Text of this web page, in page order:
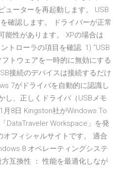
ューターを再起動します。 USB
確認します。 ドライバーが正常
能性があります。 XPの場合は
トローラの項目を確認. 1) "USB
トウェアを一時的に無効にする
接続のデバイスは接続するだけ
7がドライバを自動的に認識し
し、正しくドライバ（USBメモ
8日 Kingston社がWindows To
DataTraveler Workspace」を発
フィシャルサイトです。 適合
8 オペレーティングシステ
互換性 ： 性能を最適化しなが